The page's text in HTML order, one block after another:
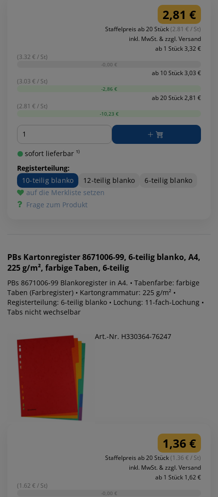
2,81 €
Staffelpreis ab 20 Stück(2.81 € / St)
inkl. MwSt. & zzgl. Versand
ab 1 Stück 3,32 €
(3.32 € / St)
-0,00 €
ab 10 Stück 3,03 €
(3.03 € / St)
-2,86 €
ab 20 Stück 2,81 €
(2.81 € / St)
-10,23 €
Menge
sofort lieferbar ¹⁾
Registerteilung:
10-teilig blanko
12-teilig blanko
6-teilig blanko
auf die Merkliste setzen
Frage zum Produkt
PBs Kartonregister 8671006-99, 6-teilig blanko, A4,
225 g/m², farbige Taben, 6-teilig
PBs 8671006-99 Blankoregister in A4. • Tabenfarbe: farbige
Taben (Farbregister) • Kartongrammatur: 225 g/m² •
Registerteilung: 6-teilig blanko • Lochung: 11-fach-Lochung •
Tabs nicht wechselbar
Art.-Nr. H330364-76247
1,36 €
Staffelpreis ab 20 Stück(1.36 € / St)
inkl. MwSt. & zzgl. Versand
ab 1 Stück 1,62 €
(1.62 € / St)
-0,00 €